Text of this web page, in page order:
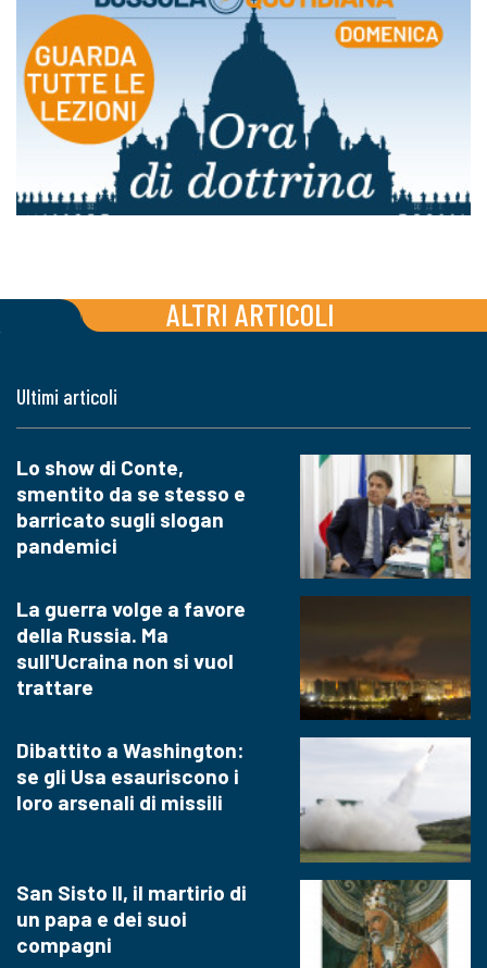
ALTRI ARTICOLI
Ultimi articoli
Lo show di Conte,
smentito da se stesso e
barricato sugli slogan
pandemici
La guerra volge a favore
della Russia. Ma
sull'Ucraina non si vuol
trattare
Dibattito a Washington:
se gli Usa esauriscono i
loro arsenali di missili
San Sisto II, il martirio di
un papa e dei suoi
compagni